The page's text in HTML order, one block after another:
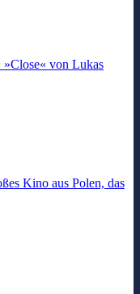
»Close« von Lukas
Kino aus Polen, das